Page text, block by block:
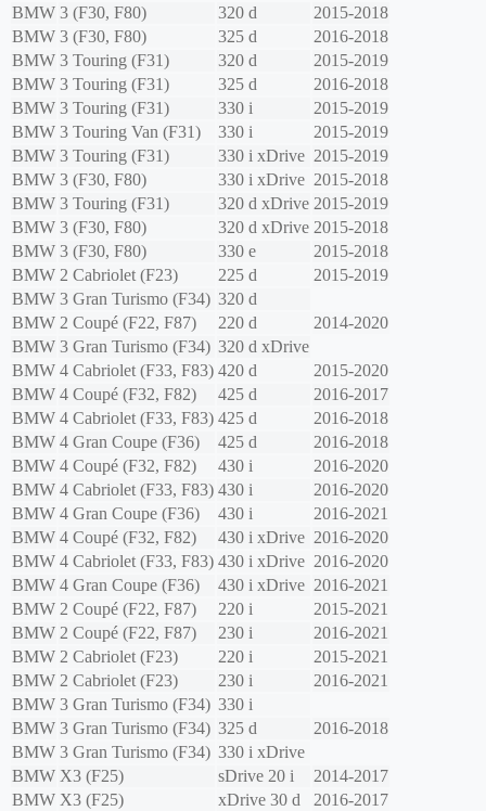
BMW 3 (F30, F80) 320 d
2015-2018
BMW 3 (F30, F80) 325 d
2016-2018
BMW 3 Touring (F31) 320 d
2015-2019
BMW 3 Touring (F31) 325 d
2016-2018
BMW 3 Touring (F31) 330 i
2015-2019
BMW 3 Touring Van (F31) 330 i
2015-2019
BMW 3 Touring (F31) 330 i xDrive 2015-2019
BMW 3 (F30, F80) 330 i xDrive 2015-2018
BMW 3 Touring (F31) 320 d xDrive 2015-2019
BMW 3 (F30, F80) 320 d xDrive 2015-2018
BMW 3 (F30, F80) 330 e
2015-2018
BMW 2 Cabriolet (F23) 225 d
2015-2019
BMW 3 Gran Turismo (F34) 320 d
BMW 2 Coupé (F22, F87) 220 d
2014-2020
BMW 3 Gran Turismo (F34) 320 d xDrive
BMW 4 Cabriolet (F33, F83) 420 d
2015-2020
BMW 4 Coupé (F32, F82) 425 d
2016-2017
BMW 4 Cabriolet (F33, F83) 425 d
2016-2018
BMW 4 Gran Coupe (F36) 425 d
2016-2018
BMW 4 Coupé (F32, F82) 430 i
2016-2020
BMW 4 Cabriolet (F33, F83) 430 i
2016-2020
BMW 4 Gran Coupe (F36) 430 i
2016-2021
BMW 4 Coupé (F32, F82) 430 i xDrive 2016-2020
BMW 4 Cabriolet (F33, F83) 430 i xDrive 2016-2020
BMW 4 Gran Coupe (F36) 430 i xDrive 2016-2021
BMW 2 Coupé (F22, F87) 220 i
2015-2021
BMW 2 Coupé (F22, F87) 230 i
2016-2021
BMW 2 Cabriolet (F23) 220 i
2015-2021
BMW 2 Cabriolet (F23) 230 i
2016-2021
BMW 3 Gran Turismo (F34) 330 i
BMW 3 Gran Turismo (F34) 325 d
2016-2018
BMW 3 Gran Turismo (F34) 330 i xDrive
BMW X3 (F25) sDrive 20 i
2014-2017
BMW X3 (F25) xDrive 30 d
2016-2017